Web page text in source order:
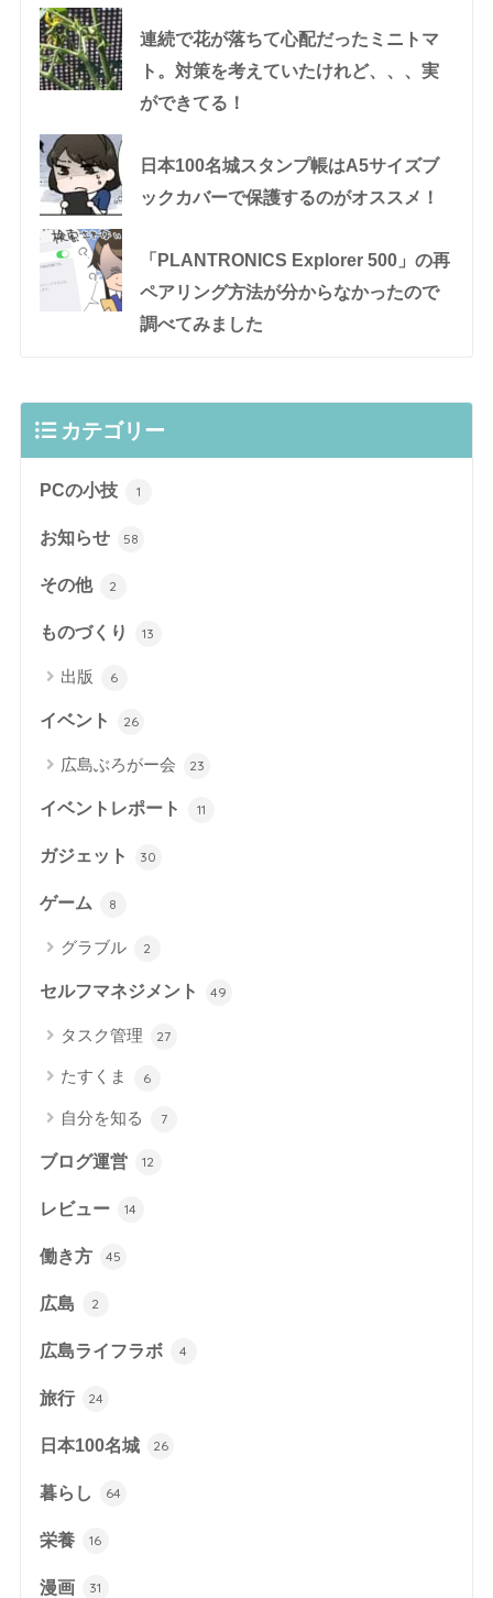
連続で花が落ちて心配だったミニトマ
ト。対策を考えていたけれど、、、実
ができてる！
日本100名城スタンプ帳はA5サイズブ
ックカバーで保護するのがオススメ！
「PLANTRONICS Explorer 500」の再
ペアリング方法が分からなかったので
調べてみました
カテゴリー
PCの小技 1
お知らせ 58
その他 2
ものづくり 13
出版 6
イベント 26
広島ぶろがー会 23
イベントレポート 11
ガジェット 30
ゲーム 8
グラブル 2
セルフマネジメント 49
タスク管理 27
たすくま 6
自分を知る 7
ブログ運営 12
レビュー 14
働き方 45
広島 2
広島ライフラボ 4
旅行 24
日本100名城 26
暮らし 64
栄養 16
漫画 31